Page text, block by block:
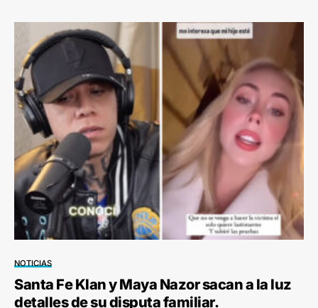
NOTICIAS
Santa Fe Klan y Maya Nazor sacan a la luz
detalles de su disputa familiar.